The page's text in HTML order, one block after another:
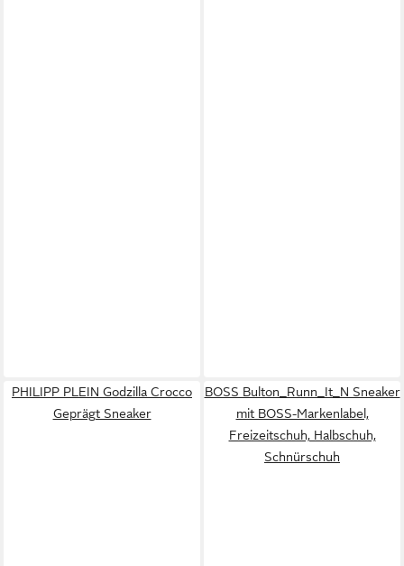
PHILIPP PLEIN Godzilla Crocco
Geprägt Sneaker
BOSS Bulton_Runn_It_N Sneaker
mit BOSS-Markenlabel,
Freizeitschuh, Halbschuh,
Schnürschuh